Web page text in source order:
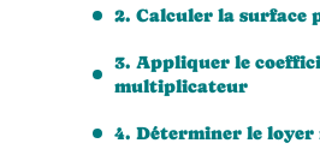
2. Calculer la surface
3. Appliquer le
multiplicateur
4. Déterminer le loyer